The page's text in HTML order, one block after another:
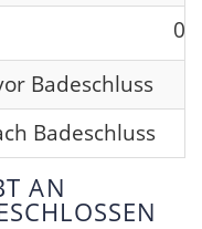
Badeschluss
Badeschluss
AN